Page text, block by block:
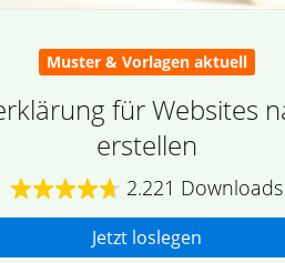
Muster & Vorlagen aktuell
für Websites
erstellen
2.221 Downloads
Jetzt loslegen